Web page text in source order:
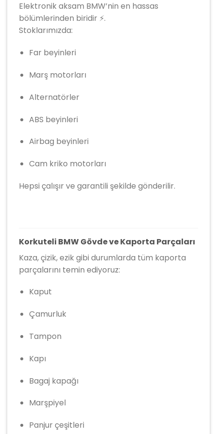
Elektronik aksam BMW’nin en hassas
bölümlerinden biridir ⚡.
Stoklarımızda:
Far beyinleri
Marş motorları
Alternatörler
ABS beyinleri
Airbag beyinleri
Cam kriko motorları
Hepsi çalışır ve garantili şekilde gönderilir.
Korkuteli BMW Gövde ve Kaporta Parçaları
Kaza, çizik, ezik gibi durumlarda tüm kaporta
parçalarını temin ediyoruz:
Kaput
Çamurluk
Tampon
Kapı
Bagaj kapağı
Marşpiyel
Panjur çeşitleri